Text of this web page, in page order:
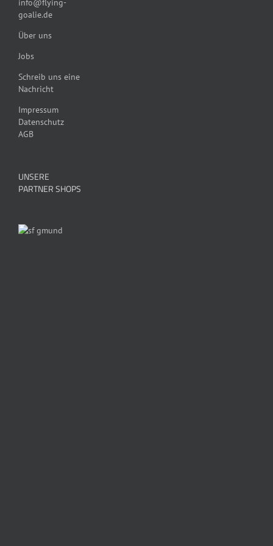
info@flying-
goalie.de
Über uns
Jobs
Schreib uns eine
Nachricht
Impressum
Datenschutz
AGB
UNSERE
PARTNER SHOPS